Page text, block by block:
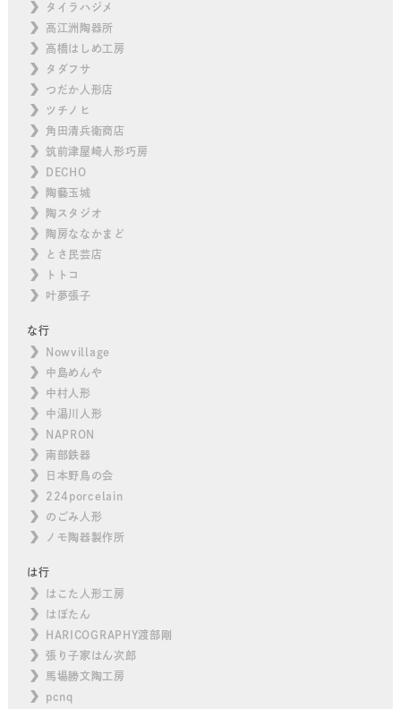
タイラハジメ
高江洲陶器所
高橋はしめ工房
タダフサ
つだか人形店
ツチノヒ
角田清兵衛商店
筑前津屋崎人形巧房
DECHO
陶藝玉城
陶スタジオ
陶房ななかまど
とさ民芸店
トトコ
叶夢張子
な行
Nowvillage
中島めんや
中村人形
中湯川人形
NAPRON
南部鉄器
日本野鳥の会
224porcelain
のごみ人形
ノモ陶器製作所
は行
はこた人形工房
はぼたん
HARICOGRAPHY渡部剛
張り子家はん次郎
馬場勝文陶工房
pcnq